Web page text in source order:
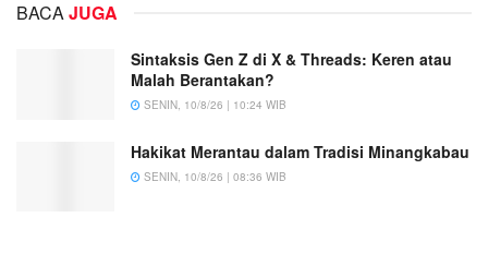
BACAJUGA
Sintaksis Gen Z di X & Threads: Keren atau
Malah Berantakan?
SENIN, 10/8/26 | 10:24 WIB
Hakikat Merantau dalam Tradisi Minangkabau
SENIN, 10/8/26 | 08:36 WIB